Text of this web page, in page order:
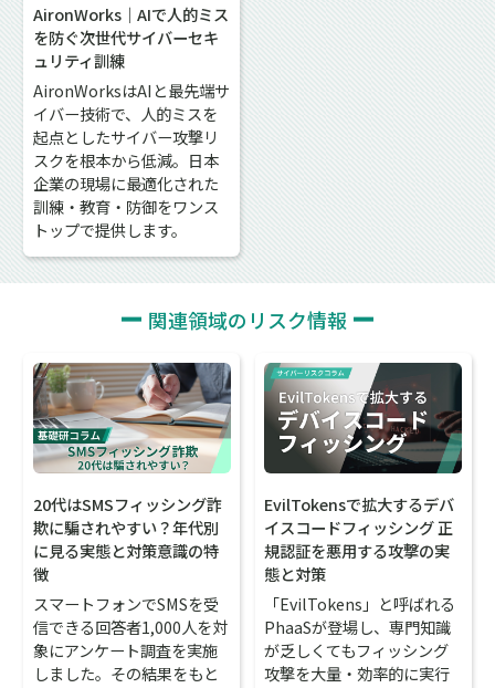
AironWorks｜AIで人的ミス
を防ぐ次世代サイバーセキ
ュリティ訓練
AironWorksはAIと最先端サ
イバー技術で、人的ミスを
起点としたサイバー攻撃リ
スクを根本から低減。日本
企業の現場に最適化された
訓練・教育・防御をワンス
トップで提供します。
関連領域のリスク情報
20代はSMSフィッシング詐
欺に騙されやすい？年代別
に見る実態と対策意識の特
徴
スマートフォンでSMSを受
信できる回答者1,000人を対
象にアンケート調査を実施
しました。その結果をもと
EvilTokensで拡大するデバ
イスコードフィッシング 正
規認証を悪用する攻撃の実
態と対策
「EvilTokens」と呼ばれる
PhaaSが登場し、専門知識
が乏しくてもフィッシング
攻撃を大量・効率的に実行